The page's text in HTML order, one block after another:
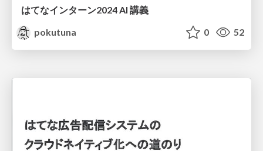
はてなインターン2024 AI 講義
pokutuna
0 52